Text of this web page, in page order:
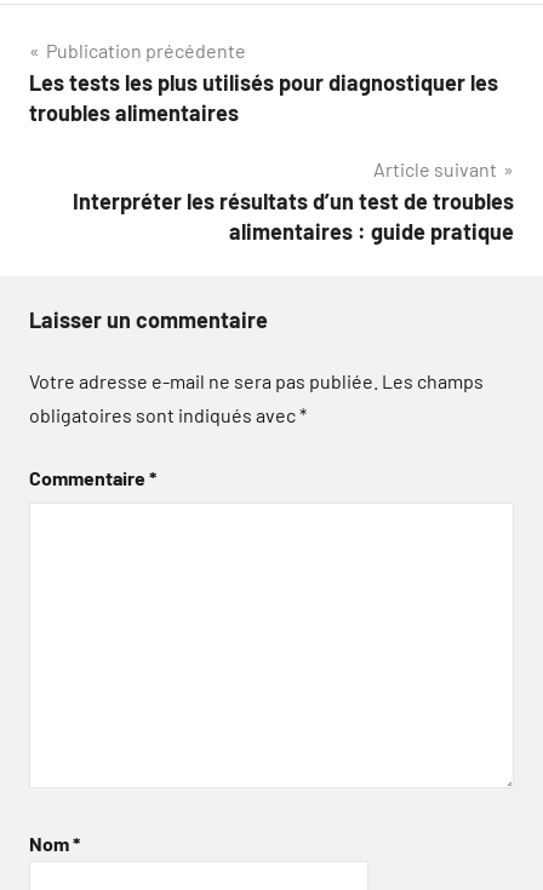
Navigation
de
Publication précédente
Les tests les plus utilisés pour diagnostiquer les
troubles alimentaires
Article suivant
Interpréter les résultats d’un test de troubles
alimentaires : guide pratique
Laisser un commentaire
Votre adresse e-mail ne sera pas publiée. Les champs
obligatoires sont indiqués avec*
Commentaire*
Nom*